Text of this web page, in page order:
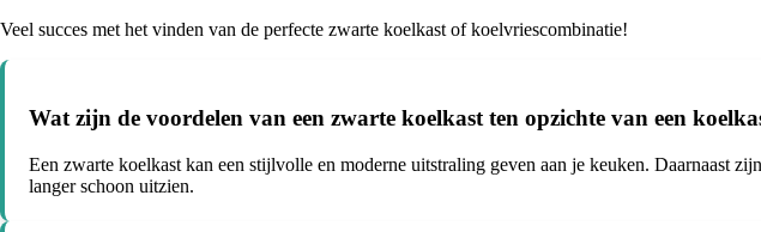
Veel succes met het vinden van de perfecte zwarte koelkast of koelvriescombinatie!
Wat zijn de voordelen van een zwarte koelkast ten opzichte van een
Een zwarte koelkast kan een stijlvolle en moderne uitstraling geven aan je keuken. Daarnaast
langer schoon uitzien.